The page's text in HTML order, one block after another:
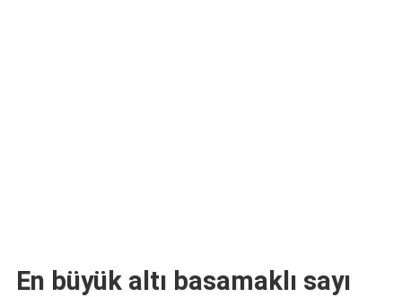
En büyük altı basamaklı sayı